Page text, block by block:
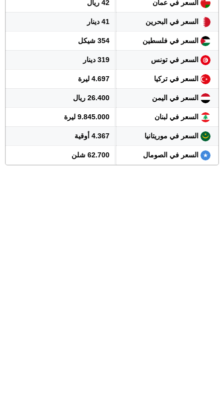
السعر في عمان 42 ريال
السعر في البحرين 41 دينار
السعر في فلسطين 354 شيكل
السعر في تونس 319 دينار
السعر في تركيا 4.697 ليرة
السعر في اليمن 26.400 ريال
السعر في لبنان 9.845.000 ليرة
السعر في موريتانيا 4.367 أوقية
السعر في الصومال 62.700 شلن